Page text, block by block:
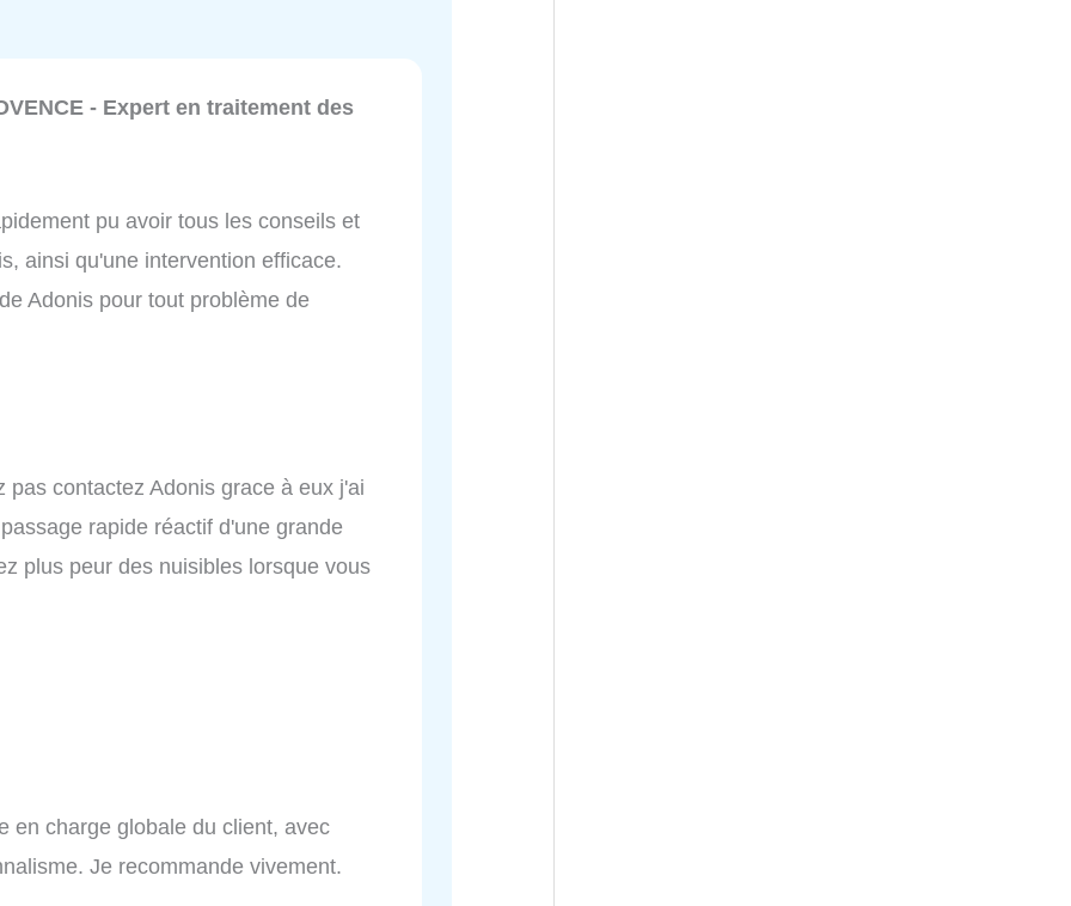
- Expert en traitement des
pu avoir tous les conseils et
ainsi qu'une intervention efficace.
Adonis pour tout problème de
contactez Adonis grace à eux j'ai
rapide réactif d'une grande
plus peur des nuisibles lorsque vous
en charge globale du client, avec
Je recommande vivement.